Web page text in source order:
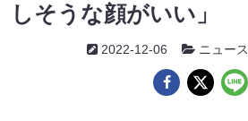
しそうな顔がいい」
2022-12-06 ニュース